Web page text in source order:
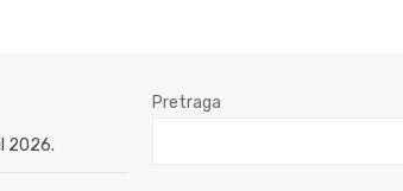
2026.
Pretraga